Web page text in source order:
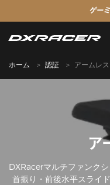
ゲー
ホーム 認証 アームレス
ア
DXRacerマルチファンク
首振り・前後水平スライ